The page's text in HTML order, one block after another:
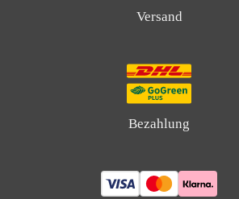
Versand
Bezahlung